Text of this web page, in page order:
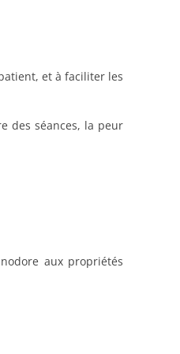
et à faciliter les
des séances, la peur
aux propriétés